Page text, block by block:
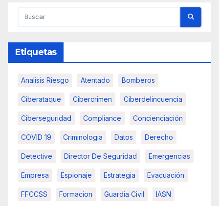
Etiquetas
Analisis Riesgo Atentado Bomberos
Ciberataque Cibercrimen Ciberdelincuencia
Ciberseguridad Compliance Concienciación
COVID 19 Criminologia Datos Derecho
Detective Director De Seguridad Emergencias
Empresa Espionaje Estrategia Evacuación
FFCCSS Formacion Guardia Civil IASN